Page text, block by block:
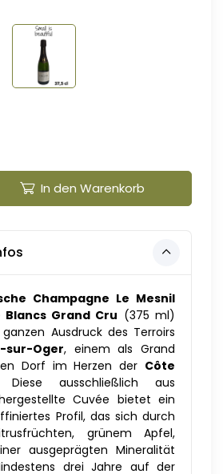
In den Warenkorb
Champagne Le Mesnil
Grand Cru (375 ml)
Ausdruck des Terroirs
sur-Oger, einem als Grand
Dorf im Herzen der Côte
ausschließlich aus
Cuvée bietet ein
Profil, das sich durch
grünem Apfel,
ausgeprägten Mineralität
drei Jahre auf der